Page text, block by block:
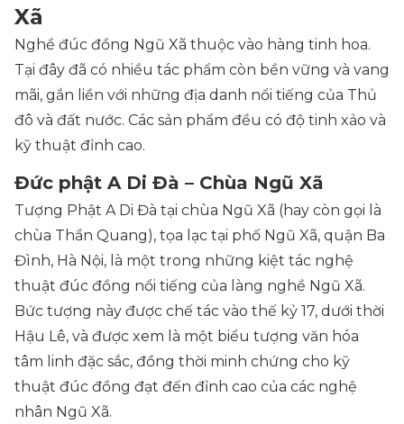
Xã
Nghề đúc đồng Ngũ Xã thuộc vào hàng tinh hoa.
Tại đây đã có nhiều tác phẩm còn bền vững và vang
mãi, gắn liền với những địa danh nổi tiếng của Thủ
đô và đất nước. Các sản phẩm đều có độ tinh xảo và
kỹ thuật đỉnh cao.
Đức phật A Di Đà – Chùa Ngũ Xã
Tượng Phật A Di Đà tại chùa Ngũ Xã (hay còn gọi là
chùa Thần Quang), tọa lạc tại phố Ngũ Xã, quận Ba
Đình, Hà Nội, là một trong những kiệt tác nghệ
thuật đúc đồng nổi tiếng của làng nghề Ngũ Xã.
Bức tượng này được chế tác vào thế kỷ 17, dưới thời
Hậu Lê, và được xem là một biểu tượng văn hóa
tâm linh đặc sắc, đồng thời minh chứng cho kỹ
thuật đúc đồng đạt đến đỉnh cao của các nghệ
nhân Ngũ Xã.